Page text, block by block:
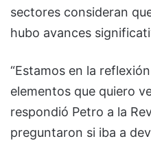
sectores consideran
hubo avances
“Estamos en la
elementos que quiero
respondió Petro a la
preguntaron si iba a